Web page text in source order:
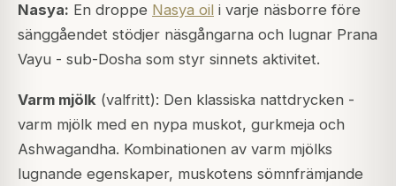
Nasya: En droppe Nasya oil i varje näsborre före
sänggåendet stödjer näsgångarna och lugnar Prana
Vayu - sub-Dosha som styr sinnets aktivitet.
Varm mjölk (valfritt): Den klassiska nattdrycken -
varm mjölk med en nypa muskot, gurkmeja och
Ashwagandha. Kombinationen av varm mjölks
lugnande egenskaper, muskotens sömnfrämjande